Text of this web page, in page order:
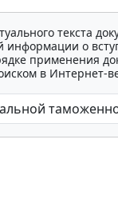
текста
информации о
применения
в Интернет-